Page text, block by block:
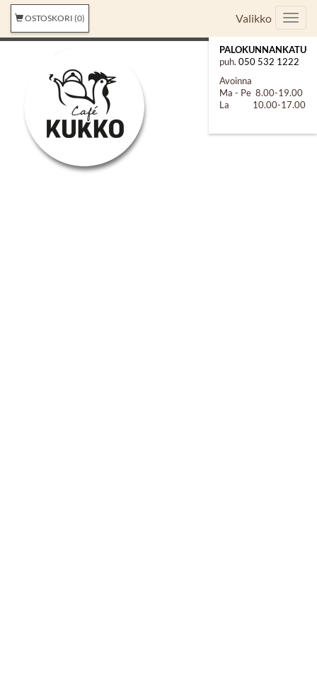
Valikko
PALOKUNNANKATU
puh. 050 532 1222
Avoinna
Ma - Pe 8.00-19.00
La 10.00-17.00
OSTOSKORI (0)